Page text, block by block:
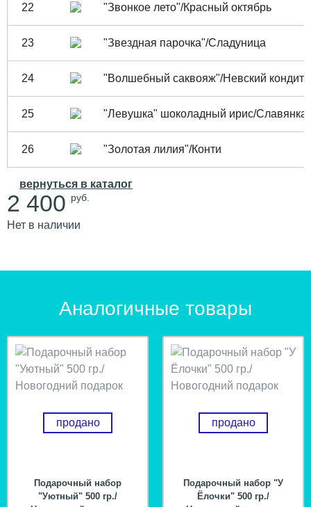
22 "Звонкое лето"/Красный октябрь
23 "Звездная парочка"/Сладуница
24 "Волшебный саквояж"/Невский
25 "Левушка" шоколадный ирис/Славянка
26 "Золотая лилия"/Конти
вернуться в каталог
2 400 руб.
Нет в наличии
Аналогичные товары
Подарочный набор
"Уютный" 500 гр./
продано
Подарочный набор "У
Ёлочки" 500 гр./
продано